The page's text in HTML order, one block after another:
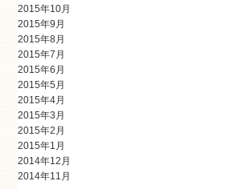
2015年10月
2015年9月
2015年8月
2015年7月
2015年6月
2015年5月
2015年4月
2015年3月
2015年2月
2015年1月
2014年12月
2014年11月